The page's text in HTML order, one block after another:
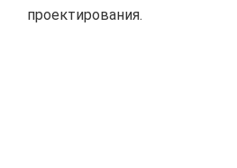
проектирования.